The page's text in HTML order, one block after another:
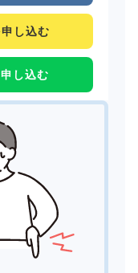
し込む
し込む